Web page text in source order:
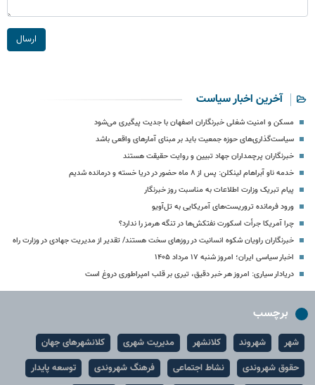
ارسال
آخرین اخبار سیاست
مسکن و امنیت شغلی خبرنگاران اصفهان با جدیت پیگیری می‌شود
سیاست‌گذاری‌های حوزه جمعیت باید بر مبنای آمارهای واقعی باشد
خبرنگاران پرچمداران جهاد تبیین و روایت حقیقت هستند
خدمه ناو آبراهام لینکلن: پس از ۸ ماه حضور در دریا خسته و درمانده‌ شدیم
پیام تبریک وزارت اطلاعات به مناسبت روز خبرنگار
ورود فرمانده تروریست‌های آمریکایی به تل‌آویو
چرا آمریکا جرأت اسکورت نفتکش‌ها در تنگه هرمز را ندارد؟
خبرنگاران راویان شکوه انسانیت در روزهای سخت هستند/ تقدیر از مدیریت جهادی در وزارت راه
اخبار سیاسی ایران؛ امروز شنبه ۱۷ مرداد ۱۴۰۵
دریادار سیاری: امروز هر خبر دقیق، تیری بر قلب امپراطوری دروغ است
برچسب
شهر شهروند کلانشهر مدیریت شهری
کلانشهرهای جهان
حقوق شهروندی
نشاط اجتماعی فرهنگ شهروندی توسعه پایدار